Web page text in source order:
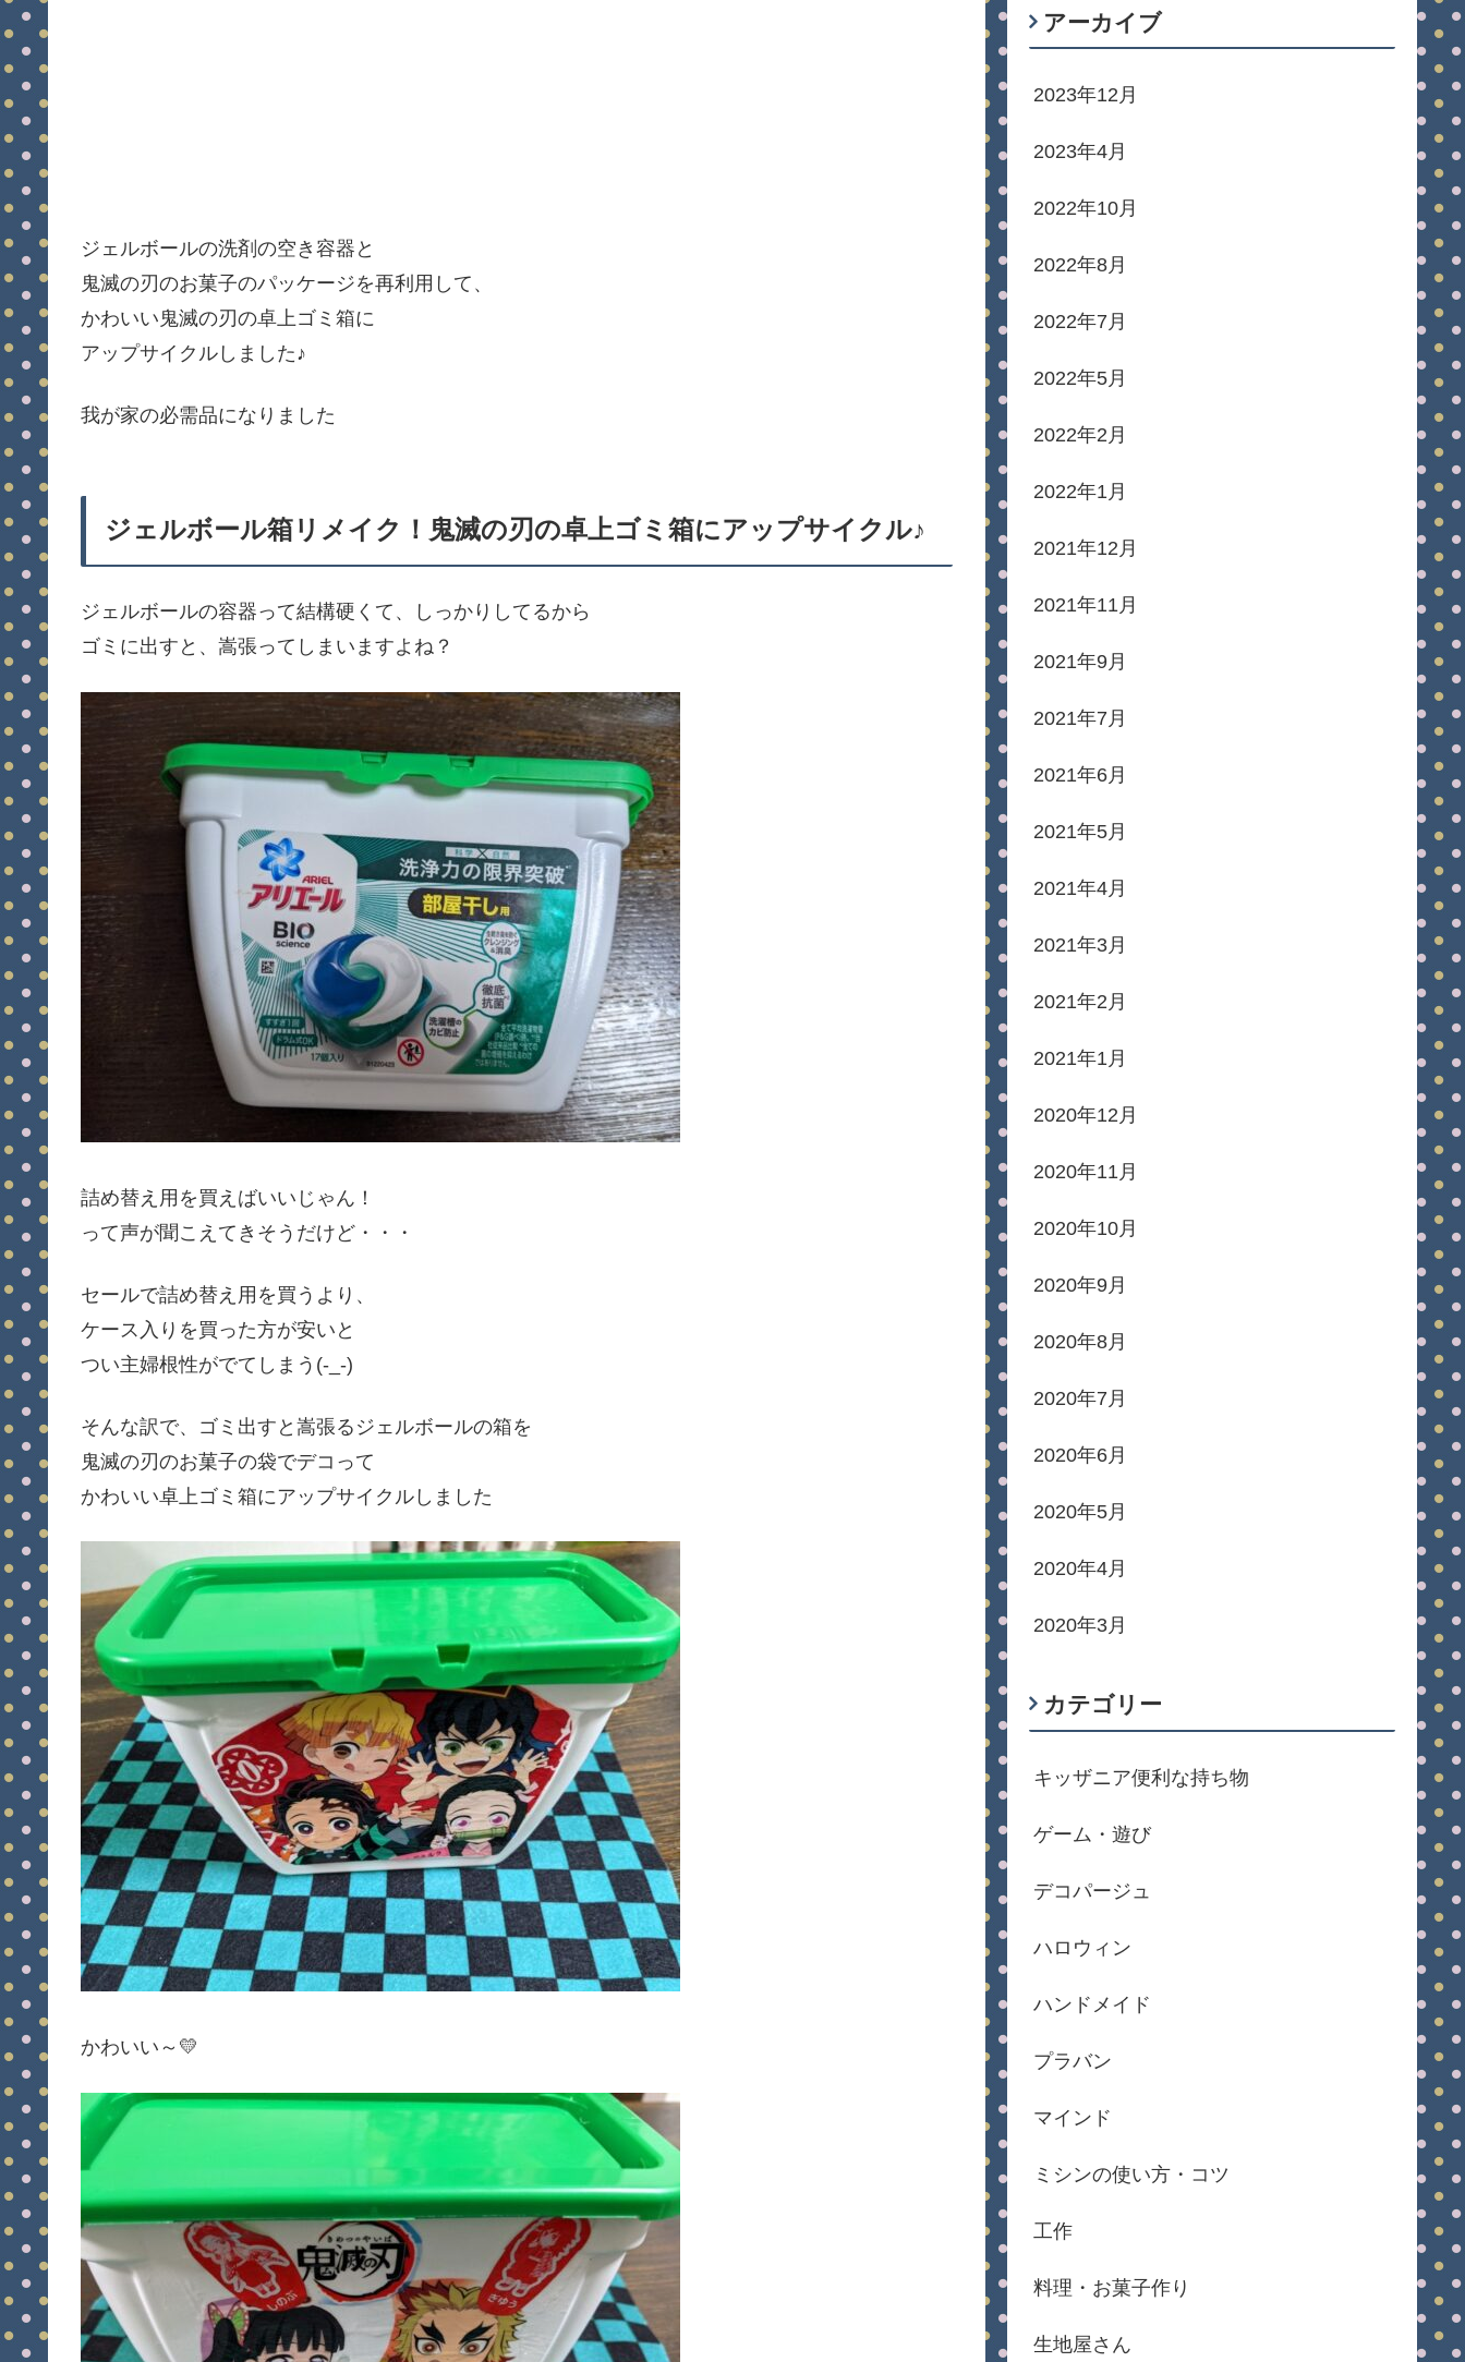
ジェルボールの洗剤の空き容器と
鬼滅の刃のお菓子のパッケージを再利用して、
かわいい鬼滅の刃の卓上ゴミ箱に
アップサイクルしました♪
我が家の必需品になりました
ジェルボール箱リメイク！鬼滅の刃の卓上ゴミ箱にアップサイクル♪
ジェルボールの容器って結構硬くて、しっかりしてるから
ゴミに出すと、嵩張ってしまいますよね？
詰め替え用を買えばいいじゃん！
って声が聞こえてきそうだけど・・・
セールで詰め替え用を買うより、
ケース入りを買った方が安いと
つい主婦根性がでてしまう(-_-)
そんな訳で、ゴミ出すと嵩張るジェルボールの箱を
鬼滅の刃のお菓子の袋でデコって
かわいい卓上ゴミ箱にアップサイクルしました
かわいい～💛
アーカイブ
2023年12月
2023年4月
2022年10月
2022年8月
2022年7月
2022年5月
2022年2月
2022年1月
2021年12月
2021年11月
2021年9月
2021年7月
2021年6月
2021年5月
2021年4月
2021年3月
2021年2月
2021年1月
2020年12月
2020年11月
2020年10月
2020年9月
2020年8月
2020年7月
2020年6月
2020年5月
2020年4月
2020年3月
カテゴリー
キッザニア便利な持ち物
ゲーム・遊び
デコパージュ
ハロウィン
ハンドメイド
プラバン
マインド
ミシンの使い方・コツ
工作
料理・お菓子作り
生地屋さん